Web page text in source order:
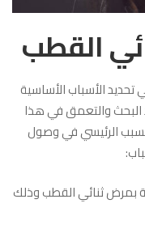
القطب
الأسباب الأساسية
البحث والتعمق في هذا
الرئيسي في وصول
بمرض ثنائي القطب وذلك